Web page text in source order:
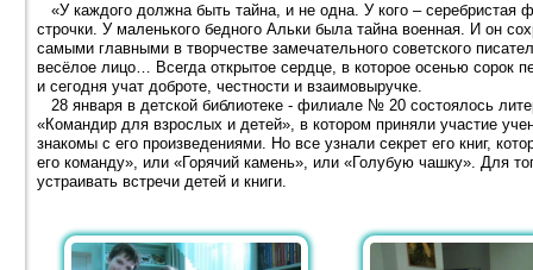
«У каждого должна быть тайна, и не одна. У кого – серебристая
строчки. У маленького бедного Альки была тайна военная. И он
самыми главными в творчестве замечательного советского
весёлое лицо… Всегда открытое сердце, в которое осенью сорок
и сегодня учат доброте, честности и взаимовыручке.
28 января в детской библиотеке - филиале № 20 состоялось
«Командир для взрослых и детей», в котором приняли участие
знакомы с его произведениями. Но все узнали секрет его книг,
его команду», или «Горячий камень», или «Голубую чашку». Для
устраивать встречи детей и книги.